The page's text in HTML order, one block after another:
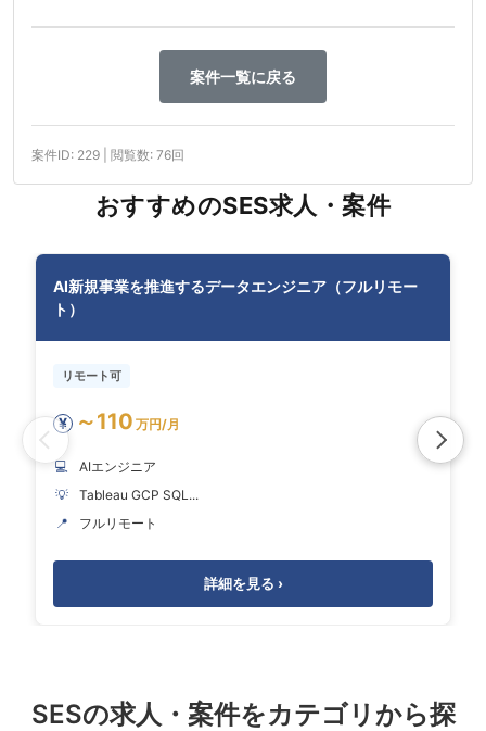
案件一覧に戻る
案件ID: 229 | 閲覧数: 76回
おすすめのSES求人・案件
AI新規事業を推進するデータエンジニア（フルリモー
ト）
リモート可
¥ ～110 万円/月
💻
AIエンジニア
💡
Tableau GCP SQL...
📍
フルリモート
詳細を見る ›
SESの求人・案件をカテゴリから探